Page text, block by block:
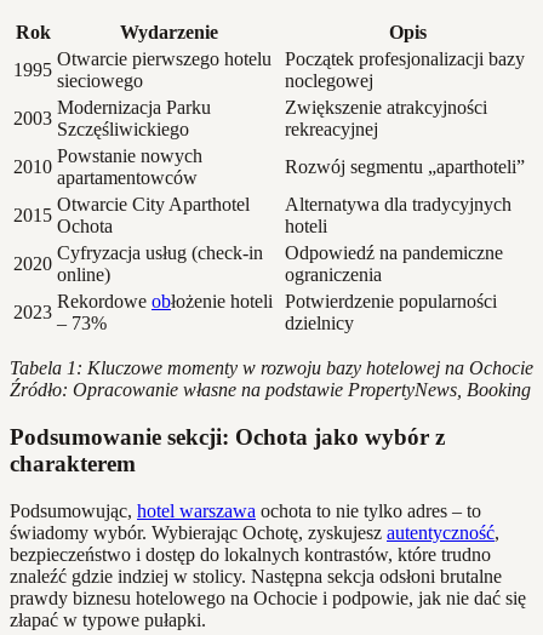
Rok Wydarzenie
Opis
1995
Otwarcie pierwszego hotelu
sieciowego
Początek profesjonalizacji bazy
noclegowej
2003
Modernizacja Parku
Szczęśliwickiego
Zwiększenie atrakcyjności
rekreacyjnej
2010
Powstanie nowych
apartamentowców
Rozwój segmentu „aparthoteli”
2015
Otwarcie City Aparthotel
Ochota
Alternatywa dla tradycyjnych
hoteli
2020
Cyfryzacja usług (check-in
online)
Odpowiedź na pandemiczne
ograniczenia
2023
Rekordowe obłożenie hoteli
– 73%
Potwierdzenie popularności
dzielnicy
Tabela 1: Kluczowe momenty w rozwoju bazy hotelowej na Ochocie
Źródło: Opracowanie własne na podstawie PropertyNews, Booking
Podsumowanie sekcji: Ochota jako wybór z
charakterem
Podsumowując, hotel warszawa ochota to nie tylko adres – to
świadomy wybór. Wybierając Ochotę, zyskujesz autentyczność,
bezpieczeństwo i dostęp do lokalnych kontrastów, które trudno
znaleźć gdzie indziej w stolicy. Następna sekcja odsłoni brutalne
prawdy biznesu hotelowego na Ochocie i podpowie, jak nie dać się
złapać w typowe pułapki.